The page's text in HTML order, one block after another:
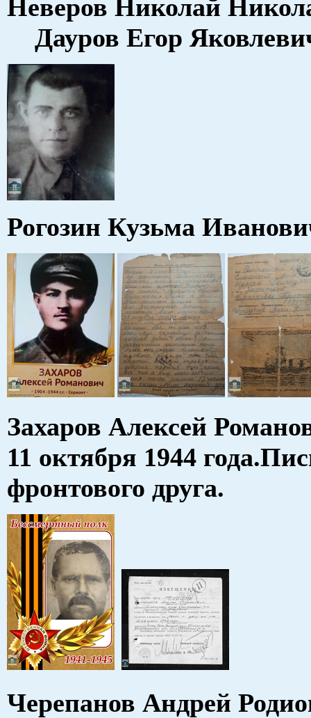
Неверов Николай
Дауров Егор
Рогозин Кузьма
Захаров Алексей
11 октября 1944
фронтового друга.
Черепанов Андрей